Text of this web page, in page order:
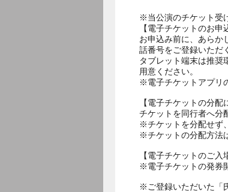
※当公演のチケット受
【電子チケットのお申
お申込み前に、あらか
話番号をご登録いただ
タブレット端末は推奨
用意ください。
※電子チケットアプリ
【電子チケットの分配
チケットを同行者へ分
※チケットを分配せず
※チケットの分配方法
【電子チケットのご入
※電子チケットの発券
※ご登録いただいた「